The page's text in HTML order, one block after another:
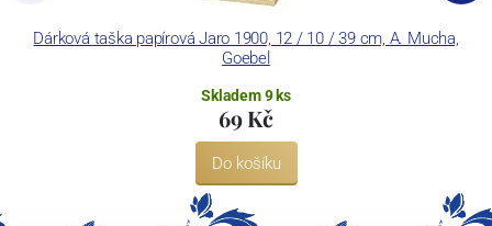
Dárková taška papírová Jaro 1900, 12 / 10 / 39 cm, A. Mucha,
Goebel
Skladem 9 ks
69 Kč
Do košíku